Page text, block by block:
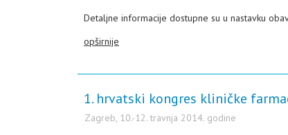
Detaljne informacije dostupne su u nastavku
opširnije
1. hrvatski kongres kliničke
Zagreb, 10.-12. travnja 2014. godine